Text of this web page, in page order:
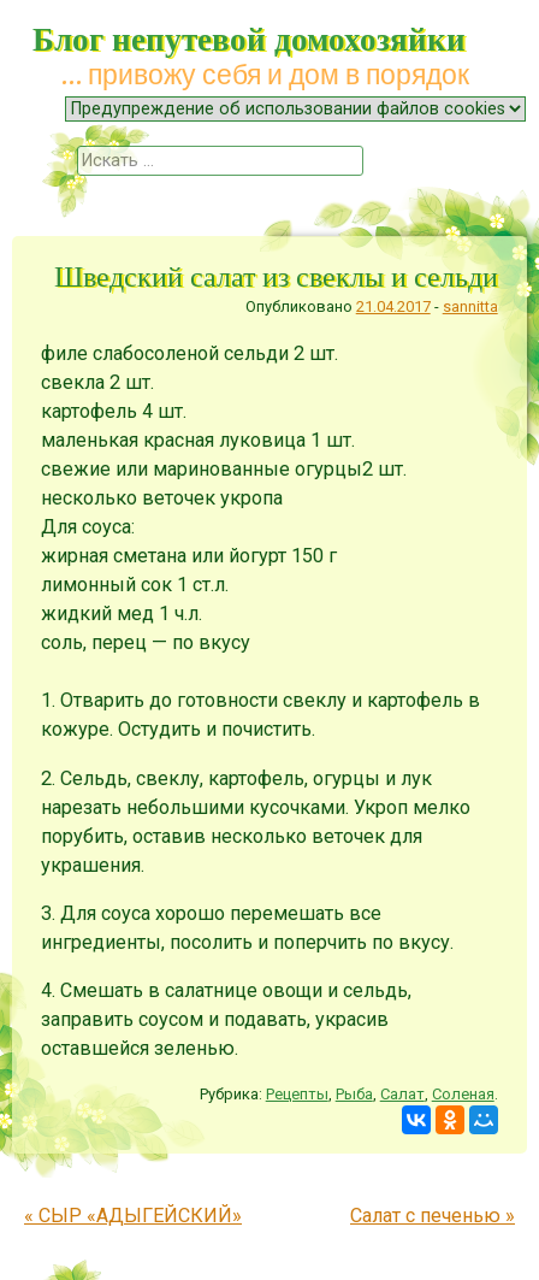
Блог непутевой домохозяйки
… привожу себя и дом в порядок
Меню
Наверх
Поиск
Шведский салат из свеклы и сельди
Опубликовано 21.04.2017- sannitta
филе слабосоленой сельди 2 шт.
свекла 2 шт.
картофель 4 шт.
маленькая красная луковица 1 шт.
свежие или маринованные огурцы2 шт.
несколько веточек укропа
Для соуса:
жирная сметана или йогурт 150 г
лимонный сок 1 ст.л.
жидкий мед 1 ч.л.
соль, перец — по вкусу
1. Отварить до готовности свеклу и картофель в
кожуре. Остудить и почистить.
2. Сельдь, свеклу, картофель, огурцы и лук
нарезать небольшими кусочками. Укроп мелко
порубить, оставив несколько веточек для
украшения.
3. Для соуса хорошо перемешать все
ингредиенты, посолить и поперчить по вкусу.
4. Смешать в салатнице овощи и сельдь,
заправить соусом и подавать, украсив
оставшейся зеленью.
Рубрика: Рецепты, Рыба, Салат, Соленая.
Запись навигация
« СЫР «АДЫГЕЙСКИЙ» Салат с печенью »